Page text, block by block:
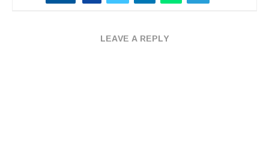
LEAVE A REPLY